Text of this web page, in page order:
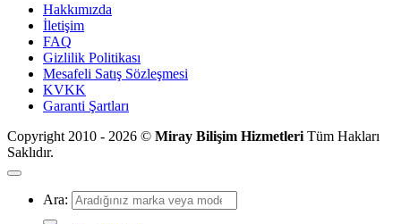
Hakkımızda
İletişim
FAQ
Gizlilik Politikası
Mesafeli Satış Sözleşmesi
KVKK
Garanti Şartları
Copyright 2010 - 2026 © Miray Bilişim Hizmetleri Tüm Hakları
Saklıdır.
Ara: